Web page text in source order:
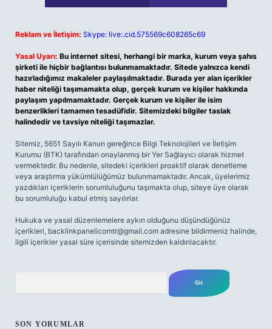
Reklam ve İletişim: Skype: live:.cid.575569c608265c69
Yasal Uyarı: Bu internet sitesi, herhangi bir marka, kurum veya şahıs
şirketi ile hiçbir bağlantısı bulunmamaktadır. Sitede yalnızca kendi
hazırladığımız makaleler paylaşılmaktadır. Burada yer alan içerikler
haber niteliği taşımamakta olup, gerçek kurum ve kişiler hakkında
paylaşım yapılmamaktadır. Gerçek kurum ve kişiler ile isim
benzerlikleri tamamen tesadüfidir. Sitemizdeki bilgiler taslak
halindedir ve tavsiye niteliği taşımazlar.
Sitemiz, 5651 Sayılı Kanun gereğince Bilgi Teknolojileri ve İletişim
Kurumu (BTK) tarafından onaylanmış bir Yer Sağlayıcı olarak hizmet
vermektedir. Bu nedenle, sitedeki içerikleri proaktif olarak denetleme
veya araştırma yükümlülüğümüz bulunmamaktadır. Ancak, üyelerimiz
yazdıkları içeriklerin sorumluluğunu taşımakta olup, siteye üye olarak
bu sorumluluğu kabul etmiş sayılırlar.
Hukuka ve yasal düzenlemelere aykırı olduğunu düşündüğünüz
içerikleri, backlinkpanelicomtr@gmail.com adresine bildirmeniz halinde,
ilgili içerikler yasal süre içerisinde sitemizden kaldırılacaktır.
SON YORUMLAR